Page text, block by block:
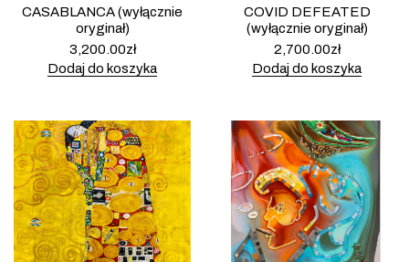
CASABLANCA (wyłącznie
oryginał)
3,200.00zł
Dodaj do koszyka
COVID DEFEATED
(wyłącznie oryginał)
2,700.00zł
Dodaj do koszyka